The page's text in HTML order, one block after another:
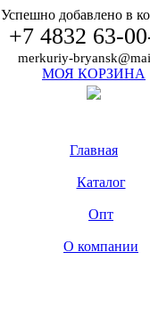
Успешно добавлено в
+7 4832 63-
merkuriy-
МОЯ КОРЗИНА
Главная
Каталог
Опт
О компании